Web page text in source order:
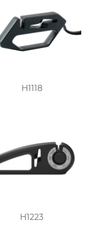
H1118
H1223